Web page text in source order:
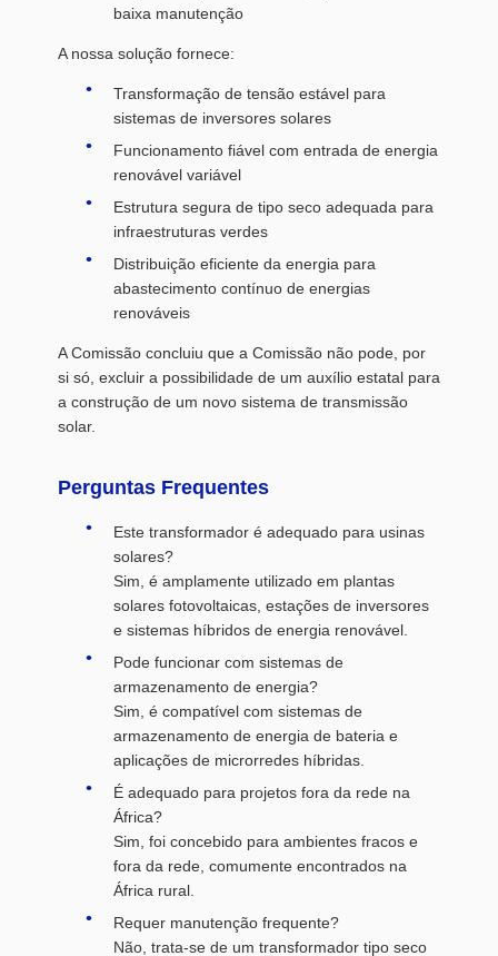
baixa manutenção
A nossa solução fornece:
Transformação de tensão estável para
sistemas de inversores solares
Funcionamento fiável com entrada de energia
renovável variável
Estrutura segura de tipo seco adequada para
infraestruturas verdes
Distribuição eficiente da energia para
abastecimento contínuo de energias
renováveis
A Comissão concluiu que a Comissão não pode, por
si só, excluir a possibilidade de um auxílio estatal para
a construção de um novo sistema de transmissão
solar.
Perguntas Frequentes
Este transformador é adequado para usinas
solares?
Sim, é amplamente utilizado em plantas
solares fotovoltaicas, estações de inversores
e sistemas híbridos de energia renovável.
Pode funcionar com sistemas de
armazenamento de energia?
Sim, é compatível com sistemas de
armazenamento de energia de bateria e
aplicações de microrredes híbridas.
É adequado para projetos fora da rede na
África?
Sim, foi concebido para ambientes fracos e
fora da rede, comumente encontrados na
África rural.
Requer manutenção frequente?
Não, trata-se de um transformador tipo seco